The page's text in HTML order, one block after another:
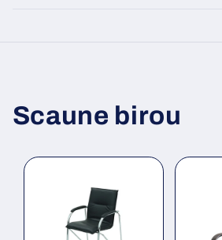
Scaune birou